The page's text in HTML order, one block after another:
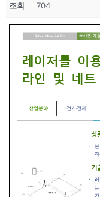
조회 704